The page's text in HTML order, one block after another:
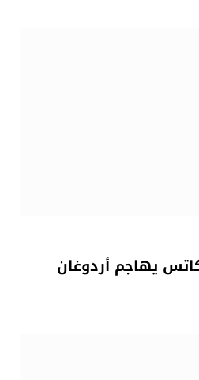
يهاجم أردوغان